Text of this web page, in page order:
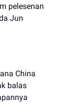
pelesenan
Jun
China
balas